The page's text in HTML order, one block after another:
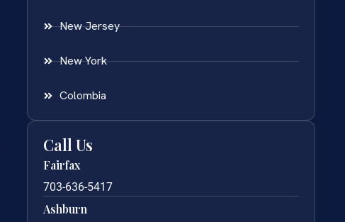
New Jersey
New York
Colombia
Call Us
Fairfax
703-636-5417
Ashburn